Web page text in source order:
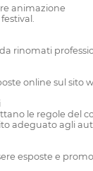
animazione
rinomati
online sul sito
le regole del
adeguato agli
esposte e